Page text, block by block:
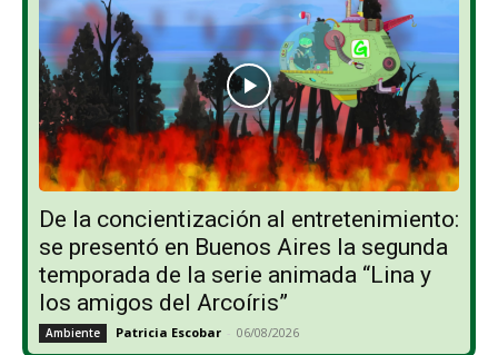
De la concientización al entretenimiento:
se presentó en Buenos Aires la segunda
temporada de la serie animada “Lina y
los amigos del Arcoíris”
Ambiente Patricia Escobar - 06/08/2026